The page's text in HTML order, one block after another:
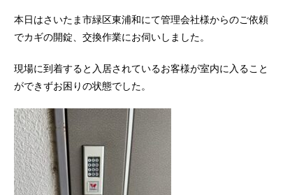
本日はさいたま市緑区東浦和にて管理会社様からのご依頼
でカギの開錠、交換作業にお伺いしました。
現場に到着すると入居されているお客様が室内に入ること
ができずお困りの状態でした。